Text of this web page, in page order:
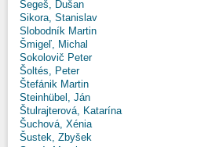
Segeš, Dušan
Sikora, Stanislav
Slobodník Martin
Šmigeľ, Michal
Sokolovič Peter
Šoltés, Peter
Štefánik Martin
Steinhübel, Ján
Štulrajterová, Katarína
Šuchová, Xénia
Šustek, Zbyšek